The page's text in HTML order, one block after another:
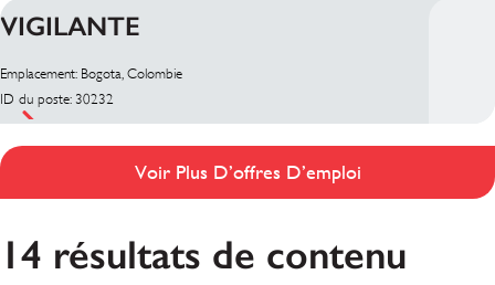
VIGILANTE
Emplacement: Bogota, Colombie
ID du poste: 30232
Voir Plus D’offres D’emploi
14 résultats de contenu